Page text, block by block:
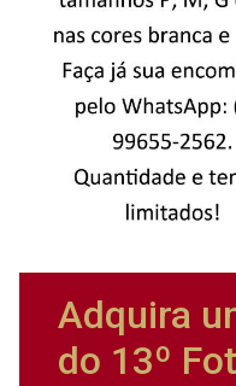
Adquira
do 13º